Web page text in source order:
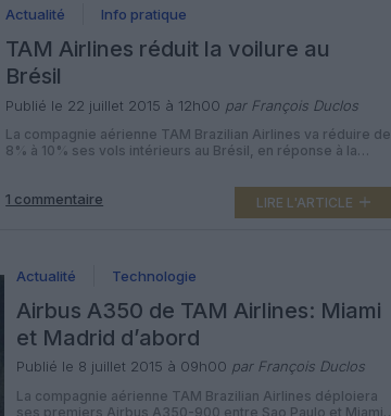
Actualité Info pratique
TAM Airlines réduit la voilure au
Brésil
Publié le 22 juillet 2015 à 12h00 par François Duclos
La compagnie aérienne TAM Brazilian Airlines va réduire de
8% à 10% ses vols intérieurs au Brésil, en réponse à la
devraient être limitées. Dans un communiqué du groupe
LATAM Airlines dont elle fait partie aux côtés de LAN
Airlines, la compagnie brésilienne a annoncé le 21 […]
1 commentaire LIRE L'ARTICLE
Actualité Technologie
Airbus A350 de TAM Airlines: Miami
et Madrid d’abord
Publié le 8 juillet 2015 à 09h00 par François Duclos
La compagnie aérienne TAM Brazilian Airlines déploiera
ses premiers Airbus A350-900 entre Sao Paulo et Miami